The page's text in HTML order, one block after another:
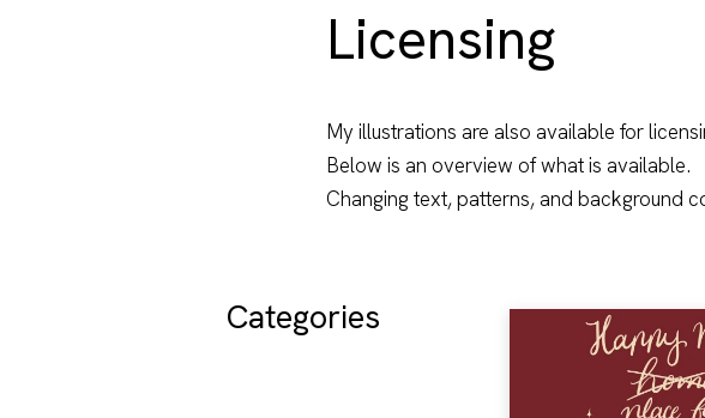
Licensing
My illustrations are also available for
Below is an overview of what is available.
Changing text, patterns, and background
Categories